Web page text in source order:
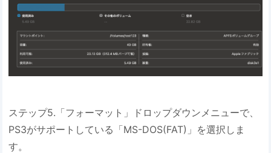
ステップ5.「フォーマット」ドロップダウンメニューで、
PS3がサポートしている「MS-DOS(FAT)」を選択しま
す。